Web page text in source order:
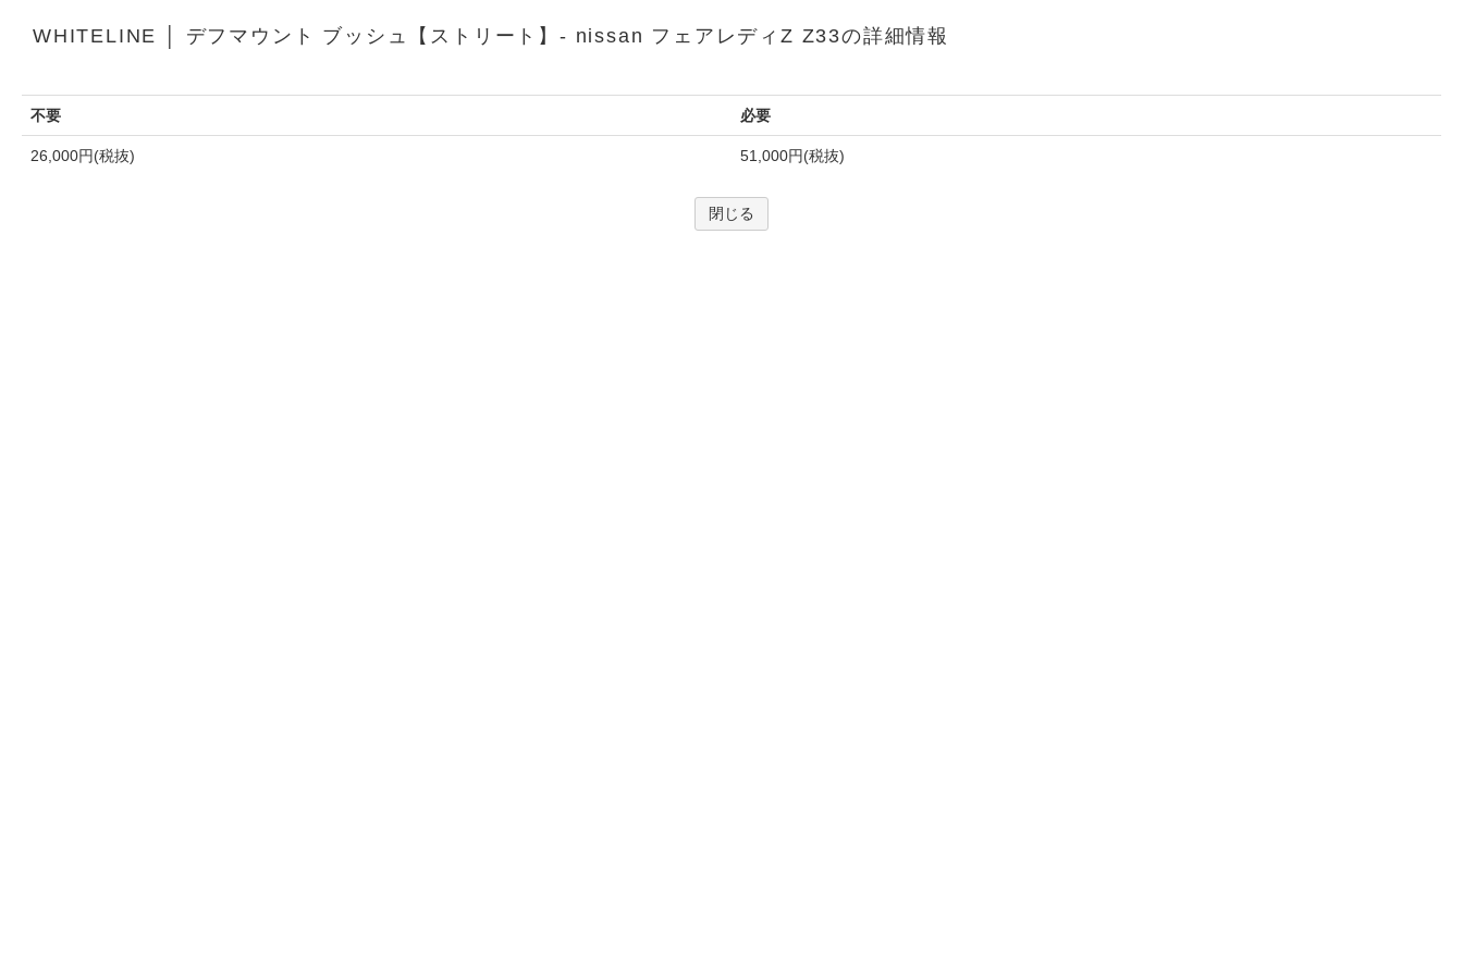
WHITELINE │ デフマウント ブッシュ【ストリート】- nissan フェアレディZ Z33の詳細情報
不要 必要
26,000円(税抜) 51,000円(税抜)
閉じる